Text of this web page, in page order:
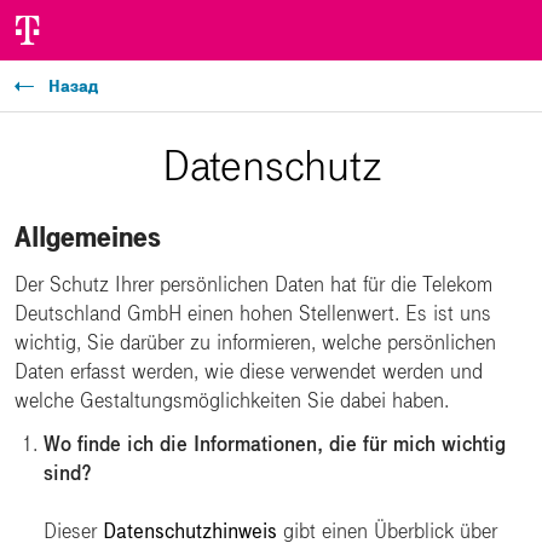
Назад
Datenschutz
Allgemeines
Der Schutz Ihrer persönlichen Daten hat für die Telekom
Deutschland GmbH einen hohen Stellenwert. Es ist uns
wichtig, Sie darüber zu informieren, welche persönlichen
Daten erfasst werden, wie diese verwendet werden und
welche Gestaltungsmöglichkeiten Sie dabei haben.
Wo finde ich die Informationen, die für mich wichtig
sind?
Dieser Datenschutzhinweis gibt einen Überblick über